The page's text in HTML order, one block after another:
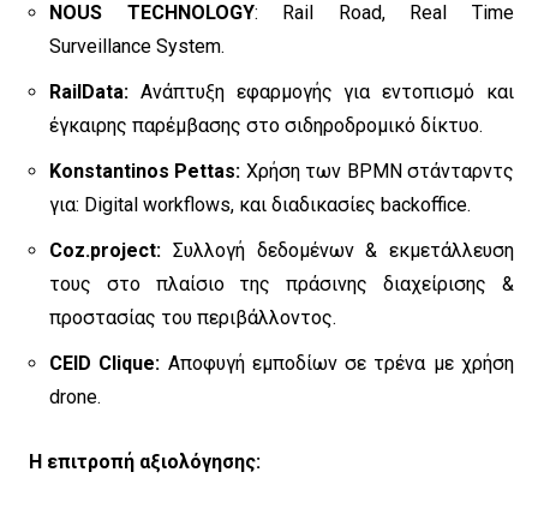
ΝOUS TECHNOLOGY: Rail Road, Real Time
Surveillance System.
RailData: Ανάπτυξη εφαρμογής για εντοπισμό και
έγκαιρης παρέμβασης στο σιδηροδρομικό δίκτυο.
Konstantinos Pettas: Χρήση των BPMN στάνταρντς
για: Digital workflows, και διαδικασίες backoffice.
Coz.project: Συλλογή δεδομένων & εκμετάλλευση
τους στο πλαίσιο της πράσινης διαχείρισης &
προστασίας του περιβάλλοντος.
CEID Clique: Αποφυγή εμποδίων σε τρένα με χρήση
drone.
Η επιτροπή αξιολόγησης: